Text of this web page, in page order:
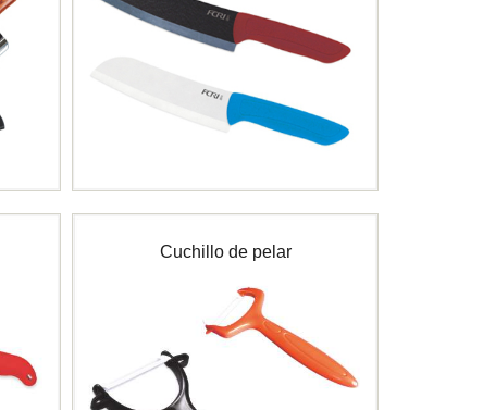
Cuchillo de pelar